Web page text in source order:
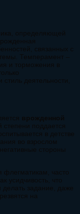
определяющей
связанных с
Темперамент –
и торможения в
деятельности,
врожденной
степени поддается
в детстве
во взрослом
стороны
флегматикам, часто
усидчивость, что
делать задание, даже
на